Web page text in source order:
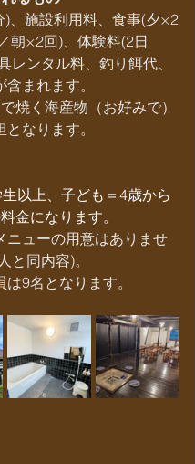
)、施設利用料、食事(夕×2
朝×2回)、体験料(2日
レンタル料、釣り餌代、
まれます。
焼く海産物（お好みで）
なります。
生以上、子ども＝4歳から
金になります。
ニューの用意はありませ
と同内容)。
は9名となります。